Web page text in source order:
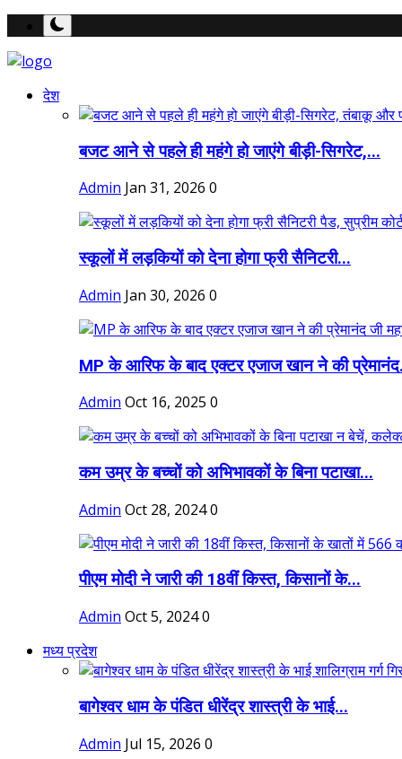
देश
बजट आने से पहले ही महंगे हो जाएंगे बीड़ी-सिगरेट,...
Admin Jan 31, 2026 0
स्कूलों में लड़कियों को देना होगा फ्री सैनिटरी...
Admin Jan 30, 2026 0
MP के आरिफ के बाद एक्टर एजाज खान ने की
Admin Oct 16, 2025 0
कम उम्र के बच्चों को अभिभावकों के बिना पटाखा...
Admin Oct 28, 20240
पीएम मोदी ने जारी की 18वीं किस्त, किसानों के...
Admin Oct 5, 20240
मध्य प्रदेश
बागेश्वर धाम के पंडित धीरेंद्र शास्त्री के भाई...
Admin Jul 15, 2026 0